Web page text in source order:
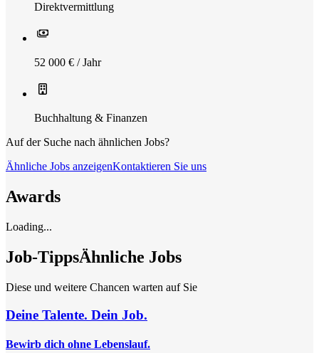
Direktvermittlung
52 000 € / Jahr
Buchhaltung & Finanzen
Auf der Suche nach ähnlichen Jobs?
Ähnliche Jobs anzeigenKontaktieren Sie uns
Awards
Loading...
Job-TippsÄhnliche Jobs
Diese und weitere Chancen warten auf Sie
Deine Talente. Dein Job.
Bewirb dich ohne Lebenslauf.